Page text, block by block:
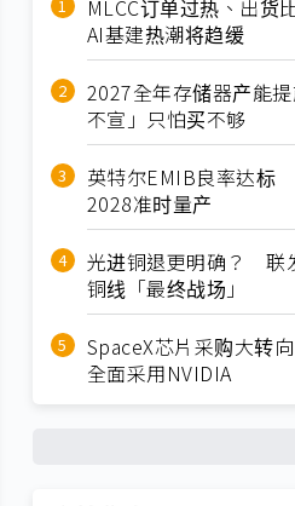
MLCC订单过热、出
AI基建热潮将趋缓
2027全年存储器产能
不宣」只怕买不够
英特尔EMIB良率达标
2028准时量产
光进铜退更明确？ 联
铜线「最终战场」
SpaceX芯片采购大转
全面采用NVIDIA